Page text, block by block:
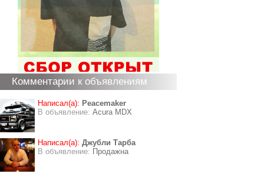
Комментарии к объявлениям
Написал(а): Peacemaker
В объявление: Acura MDX
Написал(а): Джубли Тарба
В объявление: Продажна